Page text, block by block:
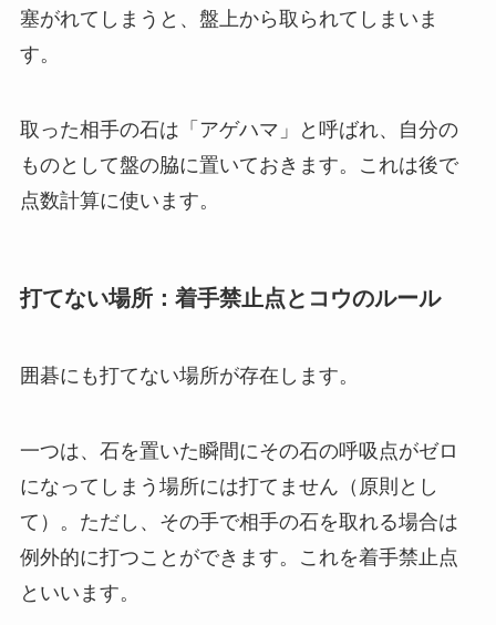
塞がれてしまうと、盤上から取られてしまいま
す。
取った相手の石は「アゲハマ」と呼ばれ、自分の
ものとして盤の脇に置いておきます。これは後で
点数計算に使います。
打てない場所：着手禁止点とコウのルール
囲碁にも打てない場所が存在します。
一つは、石を置いた瞬間にその石の呼吸点がゼロ
になってしまう場所には打てません（原則とし
て）。ただし、その手で相手の石を取れる場合は
例外的に打つことができます。これを着手禁止点
といいます。